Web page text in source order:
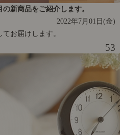
の新商品をご紹介します。
2022年7月01日(金)
お届けします。
53